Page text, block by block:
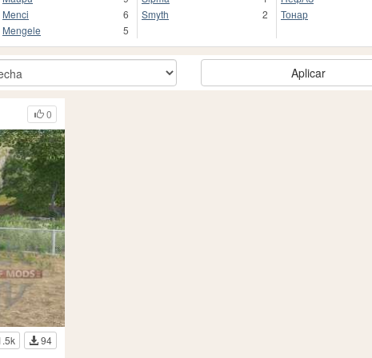
Menci
6
Mengele
5
Smyth
2
Тонар
Aplicar
0
94